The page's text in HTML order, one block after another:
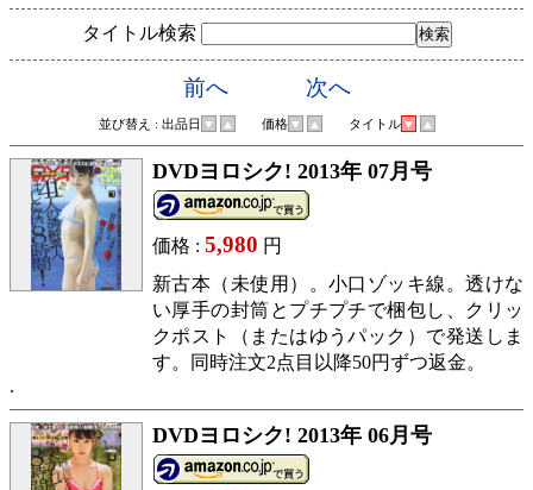
タイトル検索
前へ 次へ
並び替え : 出品日 ▼ ▲ 価格 ▼ ▲ タイトル ▼ ▲
DVDヨロシク! 2013年 07月号
価格 : 5,980 円
新古本（未使用）。小口ゾッキ線。透けな
い厚手の封筒とプチプチで梱包し、クリッ
クポスト（またはゆうパック）で発送しま
す。同時注文2点目以降50円ずつ返金。
DVDヨロシク! 2013年 06月号